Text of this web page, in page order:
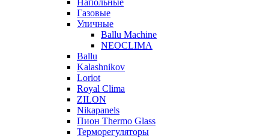
Напольные
Газовые
Уличные
Ballu Machine
NEOCLIMA
Ballu
Kalashnikov
Loriot
Royal Clima
ZILON
Nikapanels
Пион Thermo Glass
Терморегуляторы